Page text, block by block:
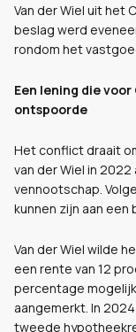
Van der Wiel uit het
beslag werd
rondom het
Een lening die
ontspoorde
Het conflict draait
van der Wiel in
vennootschap.
kunnen zijn aan
Van der Wiel wilde
een rente van 12
percentage
aangemerkt. In
tweede